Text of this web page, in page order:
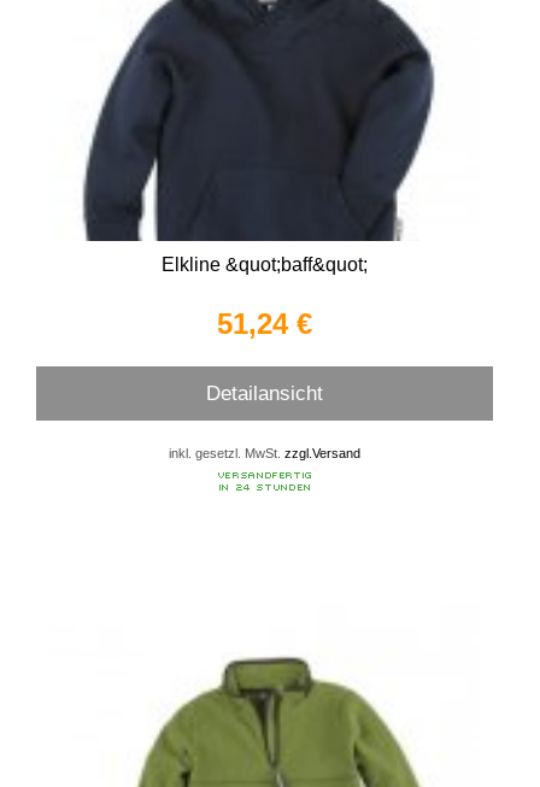
Elkline &quot;baff&quot;
51,24 €
Detailansicht
inkl. gesetzl. MwSt.zzgl.Versand